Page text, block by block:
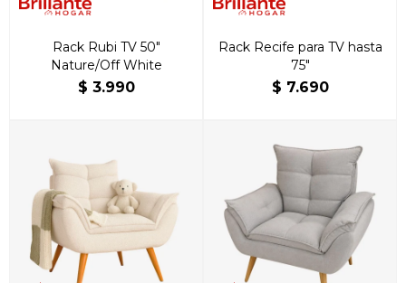
Rack Rubi TV 50"
Nature/Off White
$ 3.990
Rack Recife para TV hasta
75″
$ 7.690